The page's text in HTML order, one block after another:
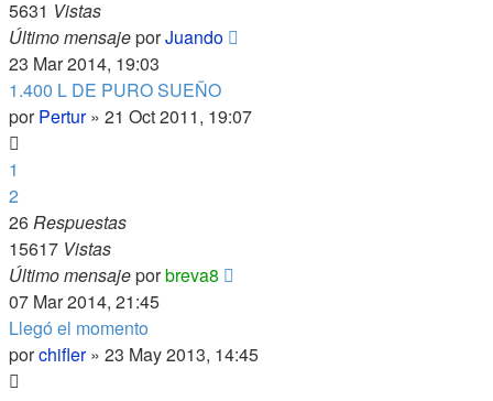
5631 Vistas
Último mensajeporJuando
23 Mar 2014, 19:03
1.400 L DE PURO SUEÑO
porPertur» 21 Oct 2011, 19:07
1
2
26Respuestas
15617 Vistas
Último mensajeporbreva8
07 Mar 2014, 21:45
Llegó el momento
porchifler» 23 May 2013, 14:45